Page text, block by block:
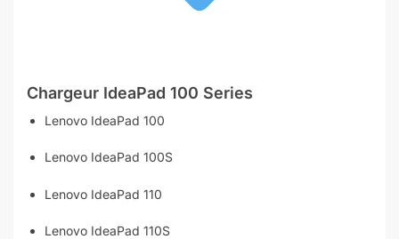
Chargeur IdeaPad 100 Series
Lenovo IdeaPad 100
Lenovo IdeaPad 100S
Lenovo IdeaPad 110
Lenovo IdeaPad 110S